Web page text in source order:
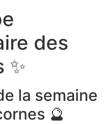
des
✨
la semaine
🔮